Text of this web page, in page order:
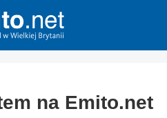
na Emito.net